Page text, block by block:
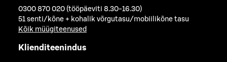
0300 870 020 (tööpäeviti 8.30-16.30)
51 senti/kõne + kohalik võrgutasu/mobiilikõne tasu
Kõik müügiteenused
Klienditeenindus